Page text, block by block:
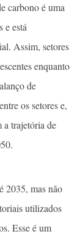
carbono é uma
e está
Assim, setores
enquanto
de
os setores e,
a trajetória de
2035, mas não
utilizados
Esse é um